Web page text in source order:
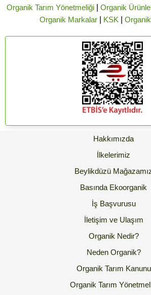
Organik Tarım Yönetmeliği| Organik
Organik Markalar| KSK
Hakkımızda
İlkelerimiz
Beylikdüzü
Basında Ekoorganik
İş Başvurusu
İletişim ve Ulaşım
Organik Nedir?
Neden Organik?
Organik Tarım Kanunu
Organik Tarım